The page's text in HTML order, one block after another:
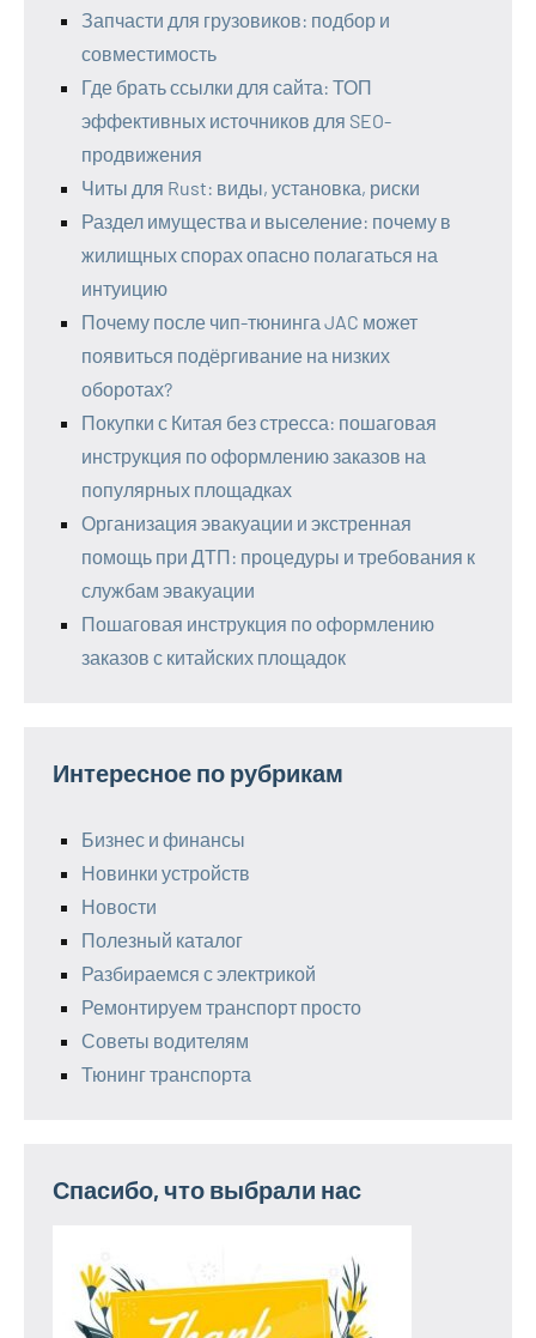
Запчасти для грузовиков: подбор и
совместимость
Где брать ссылки для сайта: ТОП
эффективных источников для SEO-
продвижения
Читы для Rust: виды, установка, риски
Раздел имущества и выселение: почему в
жилищных спорах опасно полагаться на
интуицию
Почему после чип-тюнинга JAC может
появиться подёргивание на низких
оборотах?
Покупки с Китая без стресса: пошаговая
инструкция по оформлению заказов на
популярных площадках
Организация эвакуации и экстренная
помощь при ДТП: процедуры и требования к
службам эвакуации
Пошаговая инструкция по оформлению
заказов с китайских площадок
Интересное по рубрикам
Бизнес и финансы
Новинки устройств
Новости
Полезный каталог
Разбираемся с электрикой
Ремонтируем транспорт просто
Советы водителям
Тюнинг транспорта
Спасибо, что выбрали нас